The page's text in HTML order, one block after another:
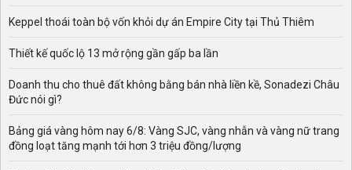
Keppel thoái toàn bộ vốn khỏi dự án Empire City tại Thủ Thiêm
Thiết kế quốc lộ 13 mở rộng gần gấp ba lần
Doanh thu cho thuê đất không bằng bán nhà liền kề, Sonadezi Châu
Đức nói gì?
Bảng giá vàng hôm nay 6/8: Vàng SJC, vàng nhẫn và vàng nữ trang
đồng loạt tăng mạnh tới hơn 3 triệu đồng/lượng